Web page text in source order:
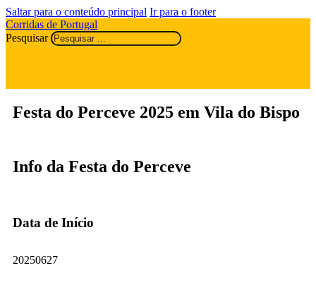
Saltar para o conteúdo principal Ir para o footer
Corridas de Portugal
Pesquisar
Festa do Perceve 2025 em Vila do Bispo
Info da Festa do Perceve
Data de Início
20250627